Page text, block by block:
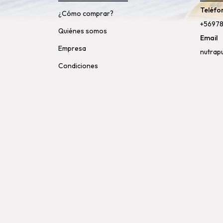
¿Cómo comprar?
Quiénes somos
Empresa
Condiciones
Email